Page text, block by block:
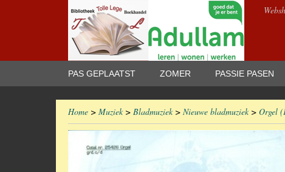
PAS GEPLAATST ZOMER PASSIE PASEN
Home > Muziek> Bladmuziek> Nieuwe bladmuziek> Orgel